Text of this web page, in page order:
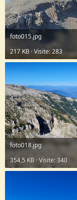
foto015.jpg
217 KB · Visite: 283
foto018.jpg
354,5 KB · Visite: 340